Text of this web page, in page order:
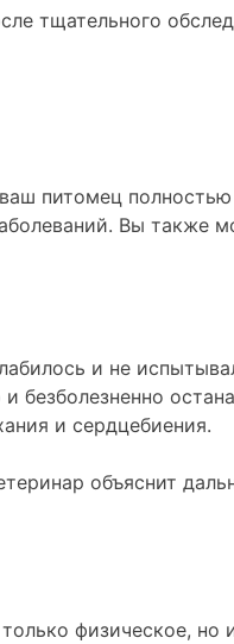
тщательного
питомец
Вы
и не
безболезненно
и сердцебиения.
объяснит
физическое,